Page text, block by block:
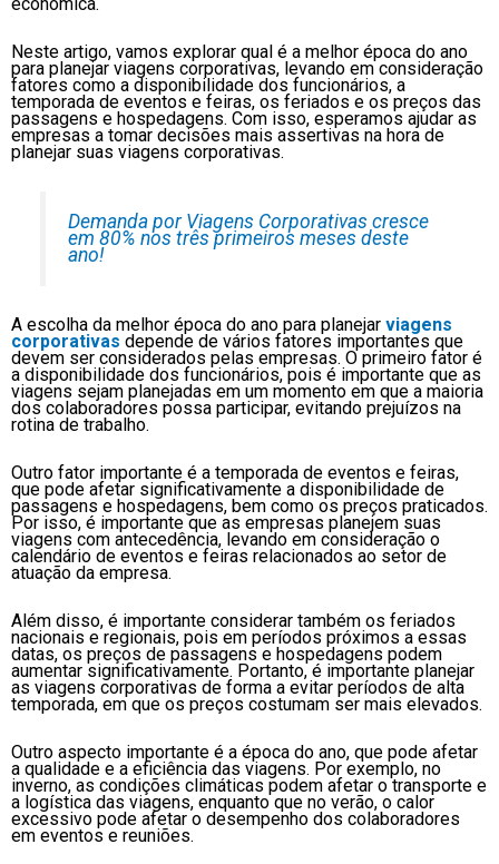
Neste artigo, vamos explorar qual é a melhor época do ano
para planejar viagens corporativas, levando em consideração
fatores como a disponibilidade dos funcionários, a
temporada de eventos e feiras, os feriados e os preços das
passagens e hospedagens. Com isso, esperamos ajudar as
empresas a tomar decisões mais assertivas na hora de
planejar suas viagens corporativas.
Demanda por Viagens Corporativas cresce
em 80% nos três primeiros meses deste
ano!
A escolha da melhor época do ano para planejar viagens
corporativas depende de vários fatores importantes que
devem ser considerados pelas empresas. O primeiro fator é
a disponibilidade dos funcionários, pois é importante que as
viagens sejam planejadas em um momento em que a maioria
dos colaboradores possa participar, evitando prejuízos na
rotina de trabalho.
Outro fator importante é a temporada de eventos e feiras,
que pode afetar significativamente a disponibilidade de
passagens e hospedagens, bem como os preços praticados.
Por isso, é importante que as empresas planejem suas
viagens com antecedência, levando em consideração o
calendário de eventos e feiras relacionados ao setor de
atuação da empresa.
Além disso, é importante considerar também os feriados
nacionais e regionais, pois em períodos próximos a essas
datas, os preços de passagens e hospedagens podem
aumentar significativamente. Portanto, é importante planejar
as viagens corporativas de forma a evitar períodos de alta
temporada, em que os preços costumam ser mais elevados.
Outro aspecto importante é a época do ano, que pode afetar
a qualidade e a eficiência das viagens. Por exemplo, no
inverno, as condições climáticas podem afetar o transporte e
a logística das viagens, enquanto que no verão, o calor
excessivo pode afetar o desempenho dos colaboradores
em eventos e reuniões.